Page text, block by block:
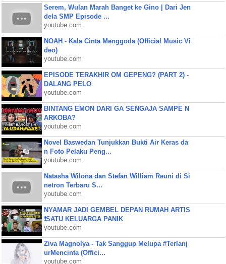
Serem, Wulan Marah Banget ke Gino | Dari Jen
dela SMP Episode ...
youtube.com
NOAH - Kala Cinta Menggoda (Official Music Vi
deo)
youtube.com
EPISODE TERAKHIR OM GEPENG? (PART 2) -
DALANG PELO
youtube.com
BINTANG EMON DARI GA SENGAJA SAMPE N
ARKOBA?
youtube.com
Novel Baswedan Tunjukkan Bukti Air Keras da
n Foto Pelaku Peng...
youtube.com
Natasha Wilona dan Stefan William Reuni di Si
netron Terbaru S...
youtube.com
NYAMAR JADI GEMBEL DEPAN RUMAH ARTIS
❗SATU KELUARGA PANIK
youtube.com
Ziva Magnolya - Tak Sanggup Melupa #Terlanj
urMencinta (Offici...
youtube.com